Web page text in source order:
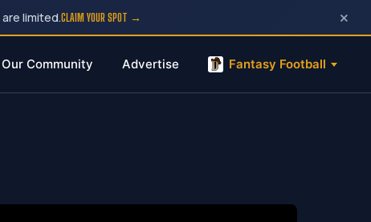
limited.CLAIM YOUR SPOT → ×
Our Community Advertise Fantasy Football